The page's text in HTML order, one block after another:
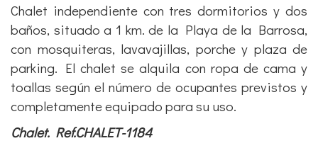
Chalet independiente con tres dormitorios y dos
baños, situado a 1 km. de la Playa de la Barrosa,
con mosquiteras, lavavajillas, porche y plaza de
parking. El chalet se alquila con ropa de cama y
toallas según el número de ocupantes previstos y
completamente equipado para su uso.
Chalet. Ref.CHALET-1184